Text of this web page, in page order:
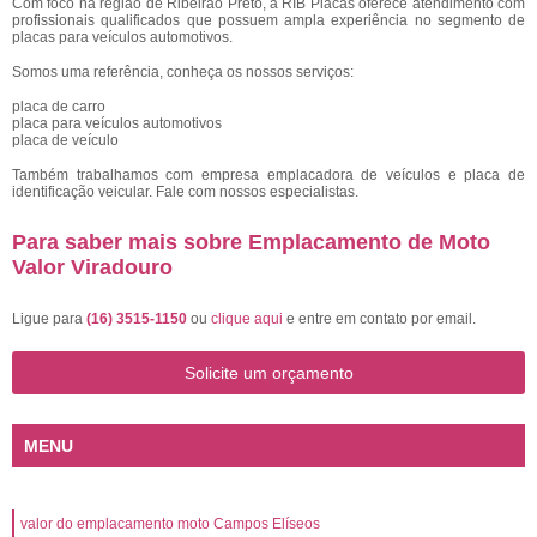
Com foco na região de Ribeirão Preto, a RIB Placas oferece atendimento com
profissionais qualificados que possuem ampla experiência no segmento de
placas para veículos automotivos.
Somos uma referência, conheça os nossos serviços:
placa de carro
placa para veículos automotivos
placa de veículo
Também trabalhamos com empresa emplacadora de veículos e placa de
identificação veicular. Fale com nossos especialistas.
Para saber mais sobre Emplacamento de Moto
Valor Viradouro
Ligue para (16) 3515-1150 ou clique aqui e entre em contato por email.
Solicite um orçamento
MENU
valor do emplacamento moto Campos Elíseos